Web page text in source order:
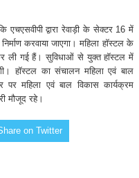
एचएसवीपी द्वारा रेवाड़ी के सेक्टर 16 में
करवाया जाएगा। महिला हॉस्टल के
ली गई हैं। सुविधाओं से युक्त हॉस्टल में
हॉस्टल का संचालन महिला एवं बाल
पर महिला एवं बाल विकास कार्यक्रम
मौजूद रहे।
on Twitter